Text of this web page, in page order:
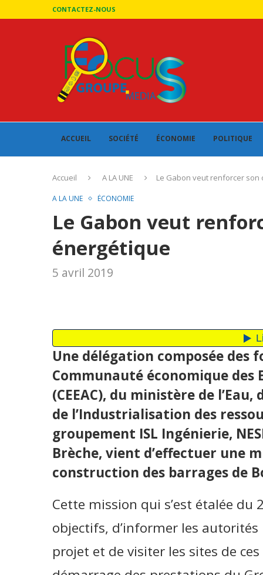
CONTACTEZ-NOUS
ACCUEIL SOCIÉTÉ ÉCONOMIE POLITIQUE
Accueil A LA UNE Le Gabon veut renforcer
A LA UNE ÉCONOMIE
Le Gabon veut
énergétique
5 avril 2019
Une délégation composée des
Communauté économique des
(CEEAC), du ministère de
de l’Industrialisation des
groupement ISL Ingénierie,
Brèche, vient d’effectuer une
construction des barrages de
Cette mission qui s’est étalée
objectifs, d’informer les
projet et de visiter les sites de